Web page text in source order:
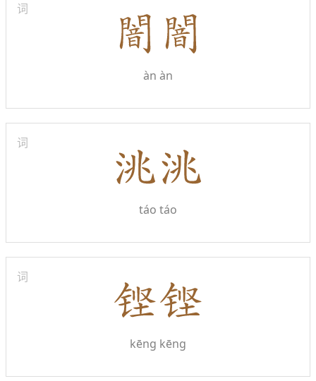
词
àn àn
词
táo táo
词
kēng kēng